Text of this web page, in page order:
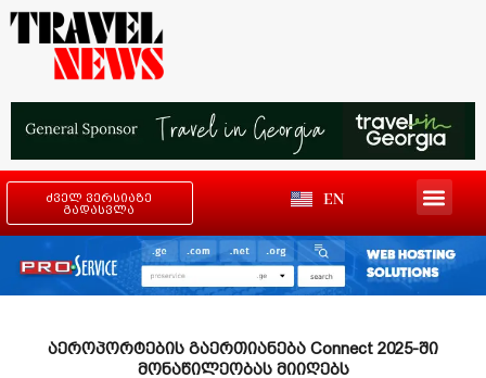
ძველ ვერსიაზე
გადასვლა
EN
აეროპორტების გაერთიანება Connect 2025-ში
მონაწილეობას მიიღებს